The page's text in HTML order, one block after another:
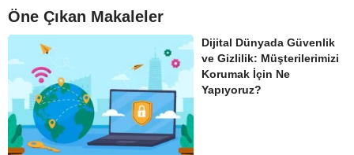
Öne Çıkan Makaleler
Dijital Dünyada Güvenlik
ve Gizlilik: Müşterilerimizi
Korumak İçin Ne
Yapıyoruz?